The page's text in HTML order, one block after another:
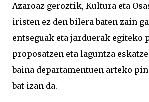
Azaroaz geroztik, Kultura eta
iristen ez den bilera baten zain
entseguak eta jarduerak egiteko
proposatzen eta laguntza
baina departamentuen arteko
bat izan da.